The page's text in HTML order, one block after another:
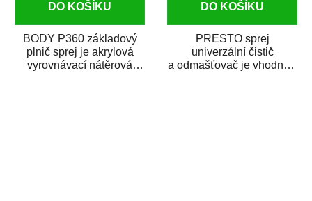
DO KOŠÍKU
BODY P360 základový
plnič sprej je akrylová
vyrovnávací nátěrová
DO KOŠÍKU
PRESTO sprej
univerzální čistič
a odmašťovač je vhodný k